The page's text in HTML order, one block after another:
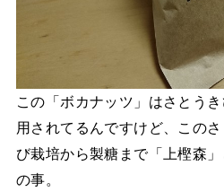
この「ボカナッツ」はさとう
用されてるんですけど、この
び栽培から製糖まで「上樫森
の事。